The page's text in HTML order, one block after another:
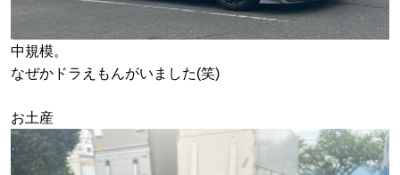
中規模。
なぜかドラえもんがいました(笑)
お土産